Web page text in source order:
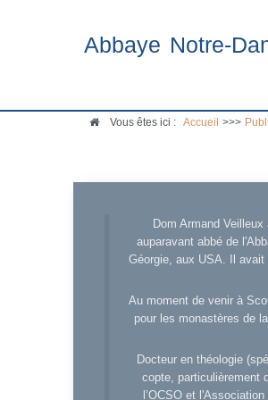
Abbaye Notre-
Vous êtes ici : Accueil >>>
Dom Armand
auparavant abbé de
Géorgie, aux USA. Il
Au moment de venir à
pour les monastères de
Docteur en théologie
copte, particulièrement
l’OCSO et